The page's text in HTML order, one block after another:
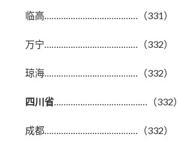
临高…………………………………（331）
万宁…………………………………（332）
琼海…………………………………（332）
四川省…………………………………（332）
成都…………………………………（332）